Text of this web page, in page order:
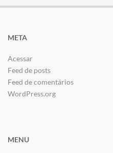
META
Acessar
Feed de posts
Feed de comentários
WordPress.org
MENU